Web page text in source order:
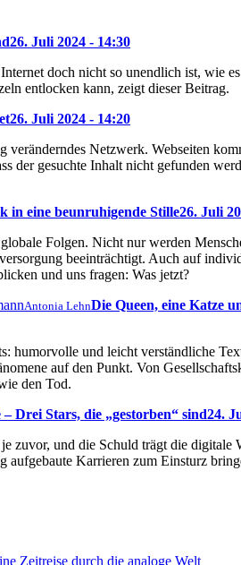
26. Juli 2024 - 14:30
doch nicht so unendlich ist, wie
entlocken kann, zeigt dieser Beitrag.
26. Juli 2024 - 14:20
veränderndes Netzwerk. Webseiten
der gesuchte Inhalt nicht gefunden
in eine beunruhigende Stille26. Juli
Folgen. Nicht nur werden
beeinträchtigt. Auch auf
und uns fragen: Was jetzt?
Antonia LehnDie Queen, eine Katze
humorvolle und leicht verständliche
auf den Punkt. Von
den Tod.
Drei Stars, die „gestorben“ sind24.
zuvor, und die Schuld trägt die digitale
aufgebaute Karrieren zum Einsturz
Zeitreise durch die analoge Welt